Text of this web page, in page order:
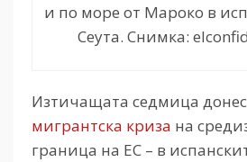
и по море от Мароко в
Сеута. Снимка:
Изтичащата седмица
мигрантска криза на
граница на ЕС – в